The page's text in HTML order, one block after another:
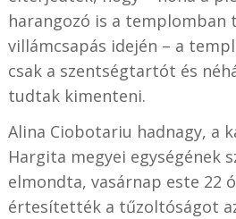
harangozó is a
villámcsapás idején – a
csak a szentségtartót és
tudtak kimenteni.
Alina Ciobotariu hadnagy, a
Hargita megyei egységének
elmondta, vasárnap este 22
értesítették a tűzoltóságot